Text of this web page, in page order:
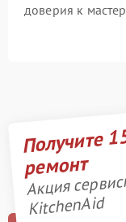
доверия к
Получите
ремонт
Акция
KitchenAid